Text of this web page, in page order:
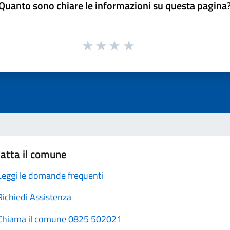
sono chiare le informazioni su questa
il comune
le domande frequenti
Assistenza
il comune 0825 502021